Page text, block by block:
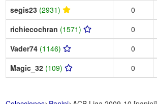
segis23 (2931) 0
richiecochran (1571) 0
Vader74 (1146) 0
Magic_32 (109) 0